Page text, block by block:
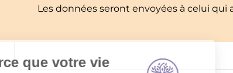
Les données seront envoyées à celui